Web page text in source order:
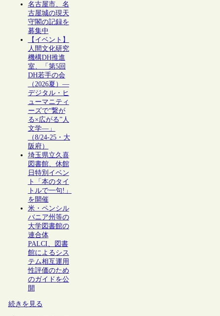
名古屋市、名
古屋城の現天
守閣の記録を
募集中
【イベント】
人間文化研究
機構DH推進
室、「第5回
DH若手の会
（2026夏）―
デジタル・ヒ
ューマニティ
ーズで“繋が
る×広がる”人
文学―」
（8/24-25・大
阪府）
埼玉県立久喜
図書館、休館
日特別イベン
ト「本のタイ
トルで一句!」
を開催
米・ペンシル
バニア州等の
大学図書館の
連合体
PALCI、図書
館によるシス
テム相互運用
性評価のため
のガイドを公
開
続きを見る